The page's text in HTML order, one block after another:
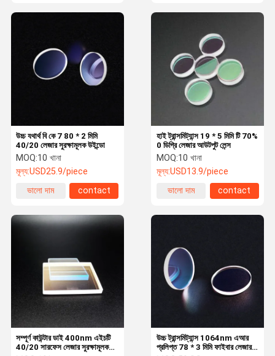
হাই ট্রান্সমিট্যান্স 19 * 5 মিমি টি 70%
0 ডিগ্রি লেজার আউটপুট লেন্স
MOQ:10 খানা
মূল্য:USD13.9/piece
ভালো দাম
contact
উচ্চ যথার্থ বি কে 7 80 * 2 মিমি
40/20 লেজার সুরক্ষামূলক উইন্ডো
MOQ:10 খানা
মূল্য:USD25.9/piece
ভালো দাম
contact
উচ্চ ট্রান্সমিট্যান্স 1064nm এআর
প্রলিপ্ত 78 * 3 মিমি ফাইবার লেজার
সম্পূর্ণ কাউন্টার ডাই 400nm এইচটি
40/20 সারফেস লেজার সুরক্ষামূলক